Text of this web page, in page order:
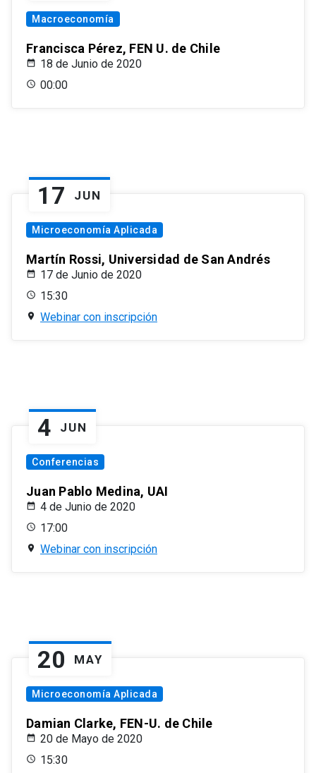
Macroeconomía
Francisca Pérez, FEN U. de Chile
18 de Junio de 2020
00:00
17 JUN
Microeconomía Aplicada
Martín Rossi, Universidad de San Andrés
17 de Junio de 2020
15:30
Webinar con inscripción
4 JUN
Conferencias
Juan Pablo Medina, UAI
4 de Junio de 2020
17:00
Webinar con inscripción
20 MAY
Microeconomía Aplicada
Damian Clarke, FEN-U. de Chile
20 de Mayo de 2020
15:30